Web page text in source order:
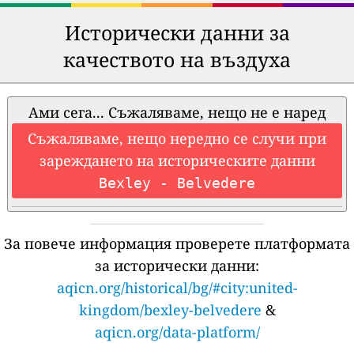
Исторически данни за
качеството на въздуха
Ами сега... Съжаляваме, нещо не е наред
Съжаляваме, нещо нередно се случи при
зареждането на историческите данни
Bexley - Belvedere
За повече информация проверете платформата
за исторически данни:
aqicn.org/historical/bg/#city:united-
kingdom/bexley-belvedere &
aqicn.org/data-platform/